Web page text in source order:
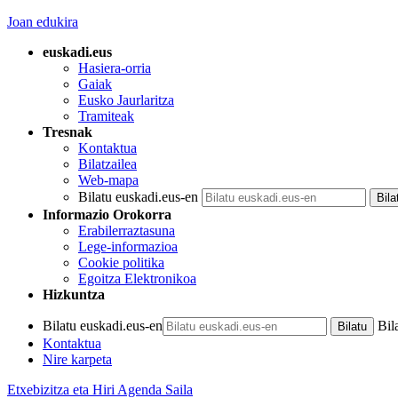
Joan edukira
euskadi.eus
Hasiera-orria
Gaiak
Eusko Jaurlaritza
Tramiteak
Tresnak
Kontaktua
Bilatzailea
Web-mapa
Bilatu euskadi.eus-en
Informazio Orokorra
Erabilerraztasuna
Lege-informazioa
Cookie politika
Egoitza Elektronikoa
Hizkuntza
Bilatu euskadi.eus-en
Kontaktua
Nire karpeta
Etxebizitza eta Hiri Agenda Saila